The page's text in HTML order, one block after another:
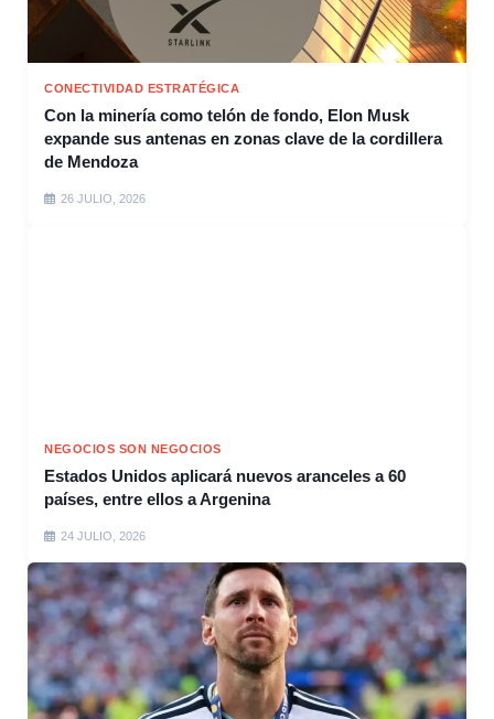
CONECTIVIDAD ESTRATÉGICA
Con la minería como telón de fondo, Elon Musk
expande sus antenas en zonas clave de la cordillera
de Mendoza
26 JULIO, 2026
NEGOCIOS SON NEGOCIOS
Estados Unidos aplicará nuevos aranceles a 60
países, entre ellos a Argenina
24 JULIO, 2026